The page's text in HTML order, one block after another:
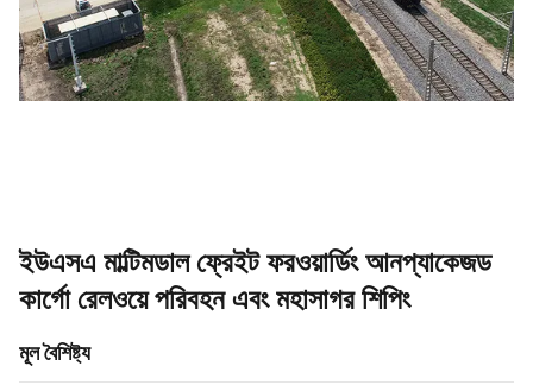
ইউএসএ মাল্টিমডাল ফ্রেইট ফরওয়ার্ডিং আনপ্যাকেজড
কার্গো রেলওয়ে পরিবহন এবং মহাসাগর শিপিং
মূল বৈশিষ্ট্য